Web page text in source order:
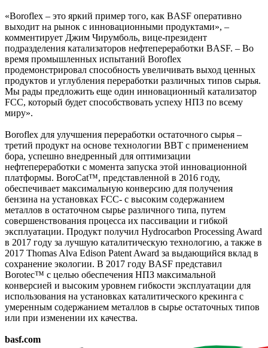
«Boroflex – это яркий пример того, как BASF оперативно
выходит на рынок с инновационными продуктами», –
комментирует Джим Чирумболь, вице-президент
подразделения катализаторов нефтепереработки BASF. – Во
время промышленных испытаний Boroflex
продемонстрировал способность увеличивать выход ценных
продуктов и углубления переработки различных типов сырья.
Мы рады предложить еще один инновационный катализатор
FCC, который будет способствовать успеху НПЗ по всему
миру».
Boroflex для улучшения переработки остаточного сырья –
третий продукт на основе технологии BBT с применением
бора, успешно внедренный для оптимизации
нефтепереработки с момента запуска этой инновационной
платформы. BoroCat™, представленной в 2016 году,
обеспечивает максимальную конверсию для получения
бензина на установках FCC- с высоким содержанием
металлов в остаточном сырье различного типа, путем
совершенствования процесса их пассивации и гибкой
эксплуатации. Продукт получил Hydrocarbon Processing Award
в 2017 году за лучшую каталитическую технологию, а также в
2017 Thomas Alva Edison Patent Award за выдающийся вклад в
сохранение экологии. В 2017 году BASF представил
Borotec™ с целью обеспечения НПЗ максимальной
конверсией и высоким уровнем гибкости эксплуатации для
использования на установках каталитического крекинга с
умеренным содержанием металлов в сырье остаточных типов
или при изменении их качества.
basf.com